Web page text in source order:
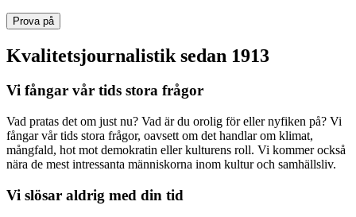
Prova på
Kvalitetsjournalistik sedan 1913
Vi fångar vår tids stora frågor
Vad pratas det om just nu? Vad är du orolig för eller nyfiken på? Vi
fångar vår tids stora frågor, oavsett om det handlar om klimat,
mångfald, hot mot demokratin eller kulturens roll. Vi kommer också
nära de mest intressanta människorna inom kultur och samhällsliv.
Vi slösar aldrig med din tid